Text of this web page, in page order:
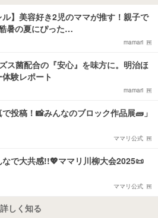
ル】美容好き2児のママが推す！親子で
暑の夏にぴった…
mamari
ス菌配合の『安心』を味方に。明治ほ
験レポート
mamari
投稿！📸みんなのブロック作品展🧱」
ママリ公式
で大共感!!💖ママリ川柳大会2025📜
ママリ公式
しく知る